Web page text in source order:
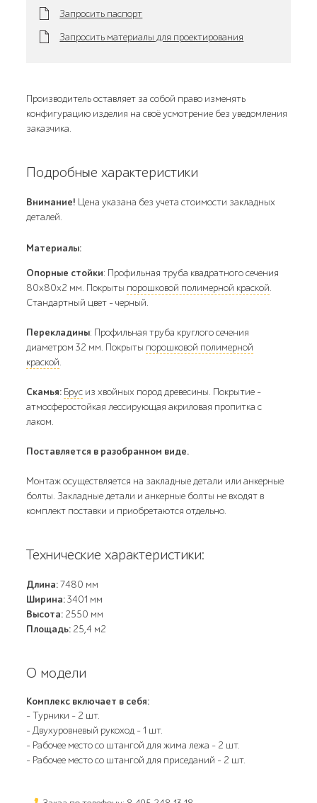
Запросить паспорт
Запросить материалы для проектирования
Производитель оставляет за собой право изменять
конфигурацию изделия на своё усмотрение без уведомления
заказчика.
Подробные характеристики
Внимание! Цена указана без учета стоимости закладных
деталей.
Материалы:
Опорные стойки: Профильная труба квадратного сечения
80х80х2 мм. Покрыты порошковой полимерной краской.
Стандартный цвет - черный.
Перекладины: Профильная труба круглого сечения
диаметром 32 мм. Покрыты порошковой полимерной
краской.
Скамья: Брус из хвойных пород древесины. Покрытие -
атмосферостойкая лессирующая акриловая пропитка с
лаком.
Поставляется в разобранном виде.
Монтаж осуществляется на закладные детали или анкерные
болты. Закладные детали и анкерные болты не входят в
комплект поставки и приобретаются отдельно.
Технические характеристики:
Длина:7480 мм
Ширина:3401 мм
Высота: 2550 мм
Площадь: 25,4 м2
О модели
Комплекс включает в себя:
- Турники - 2 шт.
- Двухуровневый рукоход - 1 шт.
- Рабочее место со штангой для жима лежа - 2 шт.
- Рабочее место со штангой для приседаний - 2 шт.